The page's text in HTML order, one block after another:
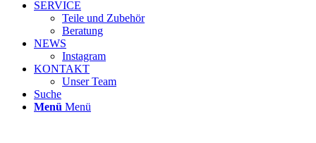
SERVICE
Teile und Zubehör
Beratung
NEWS
Instagram
KONTAKT
Unser Team
Suche
Menü Menü